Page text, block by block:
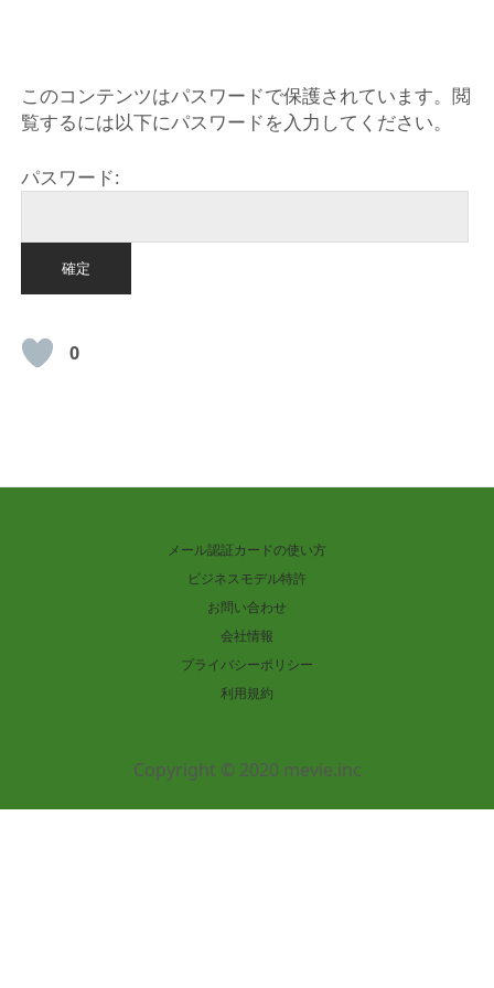
このコンテンツはパスワードで保護されています。閲
覧するには以下にパスワードを入力してください。
パスワード:
0
メール認証カードの使い方
ビジネスモデル特許
お問い合わせ
会社情報
プライバシーポリシー
利用規約
Copyright © 2020 mevie.inc